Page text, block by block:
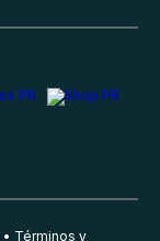
Términos y